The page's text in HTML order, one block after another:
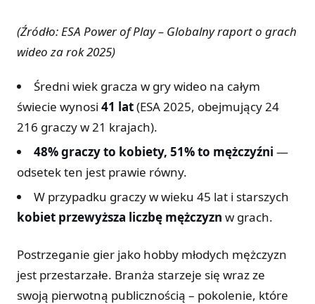
(Źródło: ESA Power of Play – Globalny raport o grach
wideo za rok 2025)
Średni wiek gracza w gry wideo na całym
świecie wynosi 41 lat(ESA 2025, obejmujący 24
216 graczy w 21 krajach).
48% graczy to kobiety, 51% to mężczyźni —
odsetek ten jest prawie równy.
W przypadku graczy w wieku 45 lat i starszych
kobiet przewyższa liczbę mężczyzn w grach.
Postrzeganie gier jako hobby młodych mężczyzn
jest przestarzałe. Branża starzeje się wraz ze
swoją pierwotną publicznością – pokolenie, które